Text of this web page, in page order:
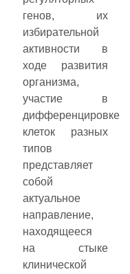
генов, их
избирательной
активности в
ходе развития
организма,
участие в
дифференцировке
клеток разных
типов
представляет
собой
актуальное
направление,
находящееся
на стыке
клинической